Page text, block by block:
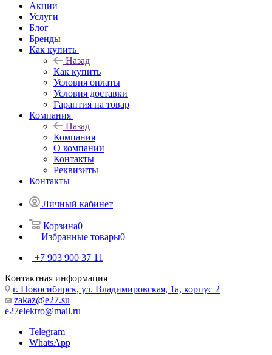
Акции
Услуги
Блог
Бренды
Как купить
Назад
Как купить
Условия оплаты
Условия доставки
Гарантия на товар
Компания
Назад
Компания
О компании
Контакты
Реквизиты
Контакты
Личный кабинет
Корзина0
Избранные товары0
+7 903 900 37 11
Контактная информация
г. Новосибирск, ул. Владимировская, 1а, корпус 2
zakaz@e27.su
e27elektro@mail.ru
Telegram
WhatsApp